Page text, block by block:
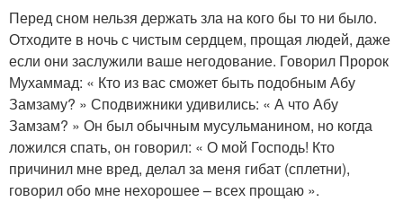
Перед сном нельзя держать зла на кого бы то ни было.
Отходите в ночь с чистым сердцем, прощая людей, даже
если они заслужили ваше негодование. Говорил Пророк
Мухаммад: « Кто из вас сможет быть подобным Абу
Замзаму? » Сподвижники удивились: « А что Абу
Замзам? » Он был обычным мусульманином, но когда
ложился спать, он говорил: « О мой Господь! Кто
причинил мне вред, делал за меня гибат (сплетни),
говорил обо мне нехорошее – всех прощаю ».